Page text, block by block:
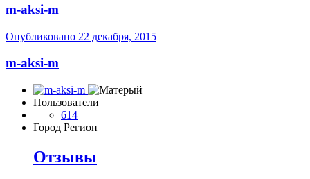
m-aksi-m
Опубликовано 22 декабря, 2015
m-aksi-m
Пользователи
614
Город Регион
Отзывы